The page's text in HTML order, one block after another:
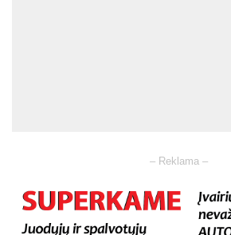
– Reklama –